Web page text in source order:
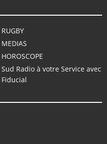
RUGBY
MEDIAS
HOROSCOPE
Sud Radio à votre Service avec
Fiducial